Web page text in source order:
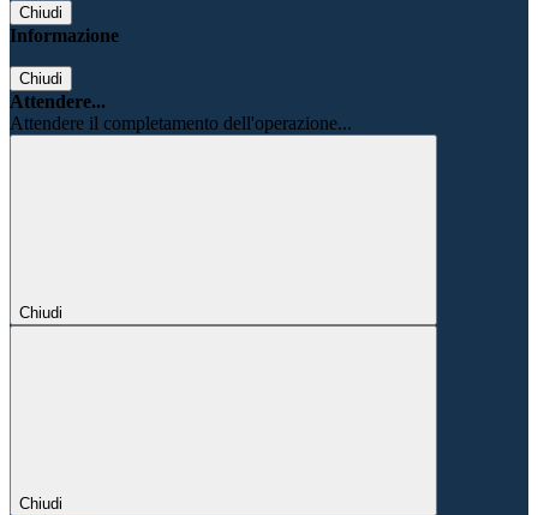
Chiudi
Informazione
Chiudi
Attendere...
Attendere il completamento dell'operazione...
Chiudi
Chiudi